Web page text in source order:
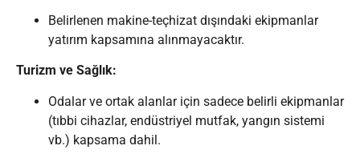
Belirlenen makine-teçhizat dışındaki ekipmanlar
yatırım kapsamına alınmayacaktır.
Turizm ve Sağlık:
Odalar ve ortak alanlar için sadece belirli ekipmanlar
(tıbbi cihazlar, endüstriyel mutfak, yangın sistemi
vb.) kapsama dahil.